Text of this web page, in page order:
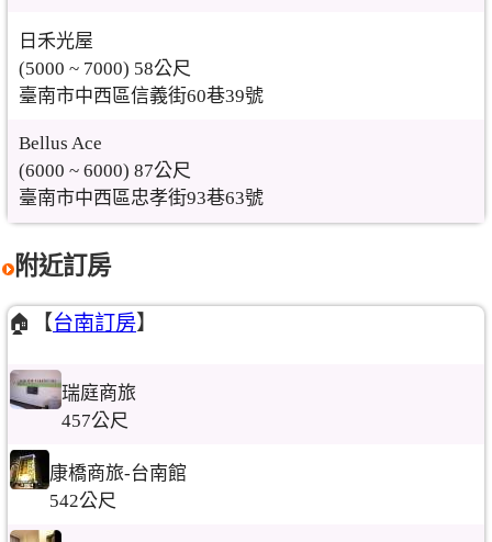
日禾光屋
(5000 ~ 7000) 58公尺
臺南市中西區信義街60巷39號
Bellus Ace
(6000 ~ 6000) 87公尺
臺南市中西區忠孝街93巷63號
附近訂房
🏠【台南訂房】
瑞庭商旅
457公尺
康橋商旅-台南館
542公尺